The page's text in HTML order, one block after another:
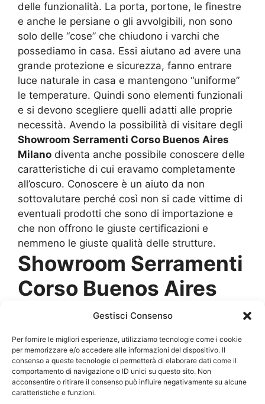
Gestisci Consenso
Per fornire le migliori esperienze, utilizziamo tecnologie come i cookie
per memorizzare e/o accedere alle informazioni del dispositivo. Il
consenso a queste tecnologie ci permetterà di elaborare dati come il
comportamento di navigazione o ID unici su questo sito. Non
acconsentire o ritirare il consenso può influire negativamente su alcune
caratteristiche e funzioni.
delle funzionalità. La porta, portone, le finestre
e anche le persiane o gli avvolgibili, non sono
solo delle “cose” che chiudono i varchi che
possediamo in casa. Essi aiutano ad avere una
grande protezione e sicurezza, fanno entrare
luce naturale in casa e mantengono “uniforme”
le temperature. Quindi sono elementi funzionali
e si devono scegliere quelli adatti alle proprie
necessità. Avendo la possibilità di visitare degli
Showroom Serramenti Corso Buenos Aires
Milano diventa anche possibile conoscere delle
caratteristiche di cui eravamo completamente
all’oscuro. Conoscere è un aiuto da non
sottovalutare perché così non si cade vittime di
eventuali prodotti che sono di importazione e
che non offrono le giuste certificazioni e
nemmeno le giuste qualità delle strutture.
Showroom Serramenti
Corso Buenos Aires
, pensato per
guidare gli utenti
Ogni marchio utilizza una linea di costruzione
dei propriShowroom Serramenti Corso
Buenos Aires Milano